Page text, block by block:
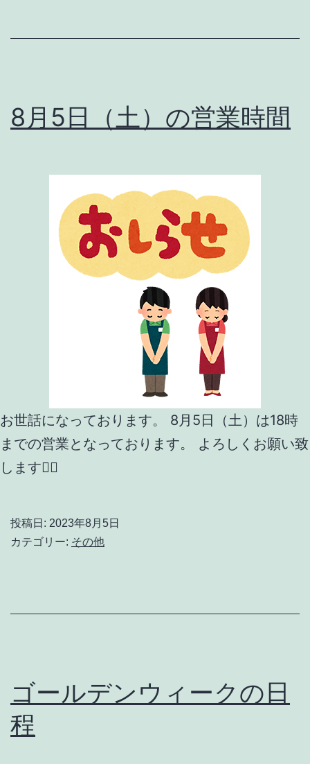
8月5日（土）の営業時間
お世話になっております。 8月5日（土）は18時
までの営業となっております。 よろしくお願い致
します🙇‍♀️
投稿日: 2023年8月5日
カテゴリー: その他
ゴールデンウィークの日
程